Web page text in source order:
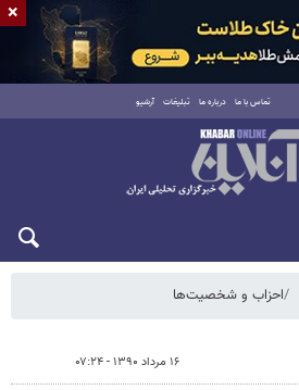
تماس با ما درباره ما تبلیغات آرشیو
احزاب و شخصیت‌ها
۱۶ مرداد ۱۳۹۰ - ۰۷:۲۴
×